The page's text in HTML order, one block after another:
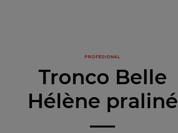
PROFESIONAL
Tronco Belle
Hélène praliné